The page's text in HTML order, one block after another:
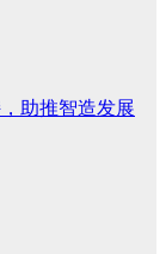
助推智造发展